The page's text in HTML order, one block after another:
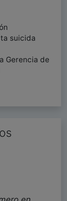
suicida
Gerencia de